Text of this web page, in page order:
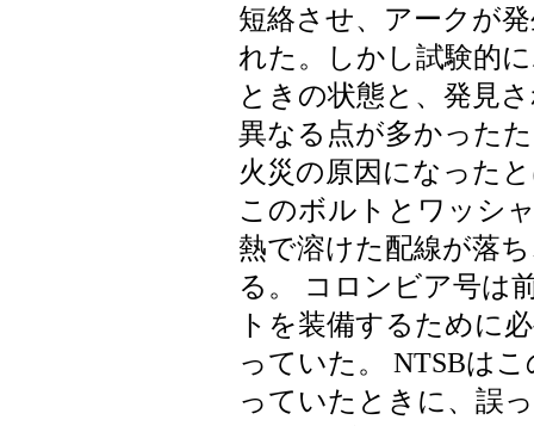
短絡させ、アークが
れた。しかし試験的
ときの状態と、発見
異なる点が多かった
火災の原因になった
このボルトとワッシ
熱で溶けた配線が落
る。 コロンビア号は
トを装備するために
っていた。 NTSBは
っていたときに、誤